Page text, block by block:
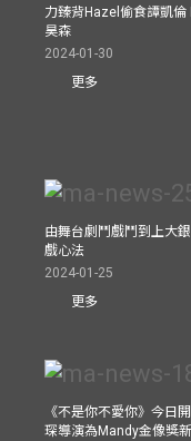
力臻背Hazel偷食譚凱
昊森
2024-01-30
更多
由舞台劇鬥戲鬥到上大
戲心法
2024-01-25
更多
《不是你不愛你》今日
琛導演為Mandy金像獎